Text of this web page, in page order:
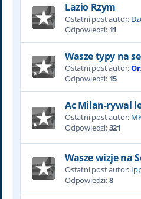
Lazio Rzym
Ostatni post autor:
Odpowiedzi: 11
Wasze typy na
Ostatni post autor:
Odpowiedzi: 15
Ac Milan-rywal
Ostatni post autor:
Odpowiedzi:321
Wasze wizje na
Ostatni post autor:
Odpowiedzi:8